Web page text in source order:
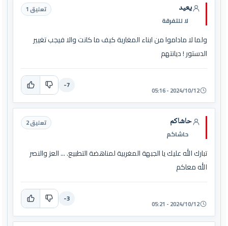
يعيد
لا للتفرقة
تعليق 1
ولما لا ماداموا من ابناء المغاربة كيف ما كانت والا فيجب تغيير
الدستور ! ديانتهم
2024/10/12 - 05:16
-7
حاشاكم
حاشاكم
تعليق 2
تبارك الله عليك يا الجبهة المغربية لمناهضة التطبيع. ... العز والنصر
الله معاكم
2024/10/12 - 05:21
-3